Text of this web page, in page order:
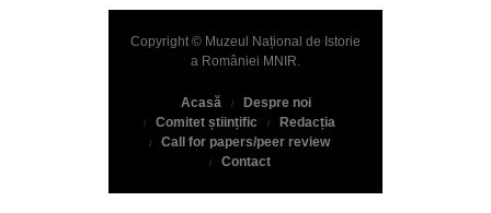
Copyright © Muzeul Național de Istorie
a României MNIR.
Acasă
Despre noi
Comitet științific
Redacția
Call for papers/peer review
Contact